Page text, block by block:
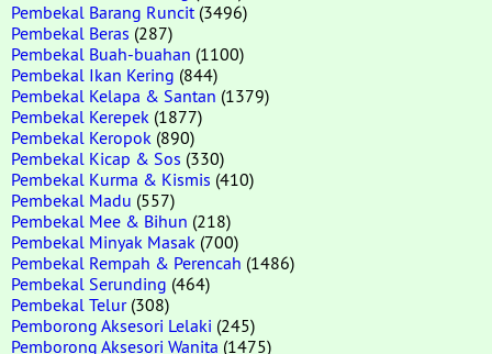
Pembekal Barang Runcit (3496)
Pembekal Beras (287)
Pembekal Buah-buahan (1100)
Pembekal Ikan Kering (844)
Pembekal Kelapa & Santan (1379)
Pembekal Kerepek (1877)
Pembekal Keropok (890)
Pembekal Kicap & Sos (330)
Pembekal Kurma & Kismis (410)
Pembekal Madu (557)
Pembekal Mee & Bihun (218)
Pembekal Minyak Masak (700)
Pembekal Rempah & Perencah (1486)
Pembekal Serunding (464)
Pembekal Telur(308)
Pemborong Aksesori Lelaki (245)
Pemborong Aksesori Wanita (1475)